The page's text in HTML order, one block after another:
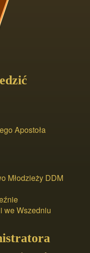
Apostoła
Młodzieży DDM
we Wszedniu